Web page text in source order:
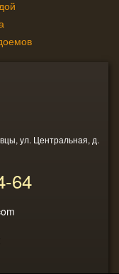
ул. Центральная, д.
64